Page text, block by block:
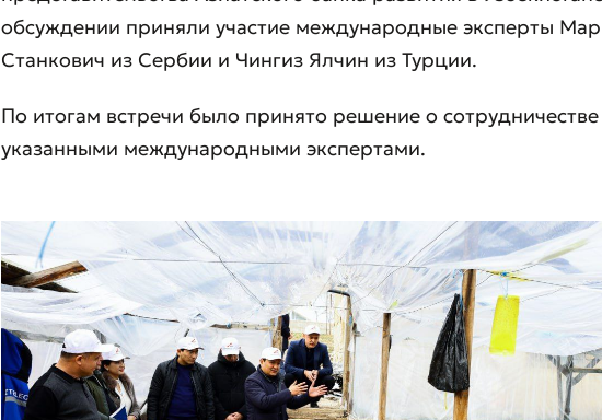
обсуждении приняли участие международные эксперты
Станкович из Сербии и Чингиз Ялчин из Турции.
По итогам встречи было принято решение о сотрудничестве
указанными международными экспертами.